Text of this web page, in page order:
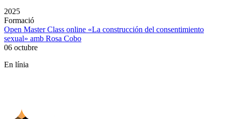
2025
Formació
Open Master Class online «La construcción del consentimiento
sexual» amb Rosa Cobo
06 octubre
En línia